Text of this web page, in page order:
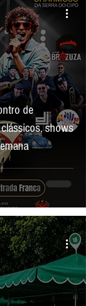
de
shows